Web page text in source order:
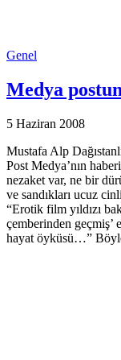
Genel
Medya
5 Haziran 2008
Mustafa Alp
Post Medya’nın
nezaket var, ne bir
ve sandıkları ucuz
“Erotik film yıldızı
çemberinden
hayat öyküsü…”